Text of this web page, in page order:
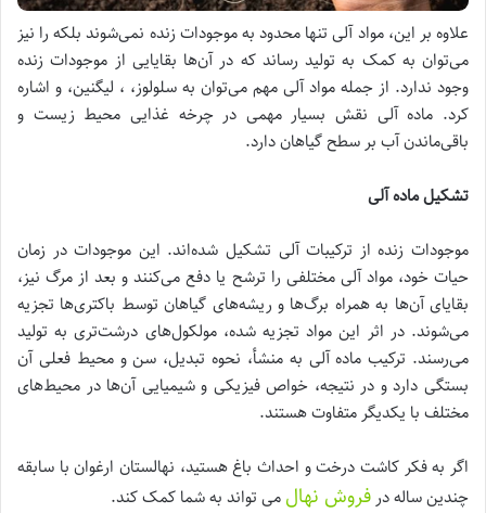
علاوه بر این، مواد آلی تنها محدود به موجودات زنده نمی‌شوند بلکه را نیز
می‌توان به کمک به تولید رساند که در آن‌ها بقایایی از موجودات زنده
وجود ندارد. از جمله مواد آلی مهم می‌توان به سلولوز، ، لیگنین، و اشاره
کرد. ماده آلی نقش بسیار مهمی در چرخه غذایی محیط زیست و
باقی‌ماندن آب بر سطح گیاهان دارد.
تشکیل ماده آلی
موجودات زنده از ترکیبات آلی تشکیل شده‌اند. این موجودات در زمان
حیات خود، مواد آلی مختلفی را ترشح یا دفع می‌کنند و بعد از مرگ نیز،
بقایای آن‌ها به همراه برگ‌ها و ریشه‌های گیاهان توسط باکتری‌ها تجزیه
می‌شوند. در اثر این مواد تجزیه شده، مولکول‌های درشت‌تری به تولید
می‌رسند. ترکیب ماده آلی به منشأ، نحوه تبدیل، سن و محیط فعلی آن
بستگی دارد و در نتیجه، خواص فیزیکی و شیمیایی آن‌ها در محیط‌های
مختلف با یکدیگر متفاوت هستند.
اگر به فکر کاشت درخت و احداث باغ هستید، نهالستان ارغوان با سابقه
چندین ساله در فروش نهال می تواند به شما کمک کند.